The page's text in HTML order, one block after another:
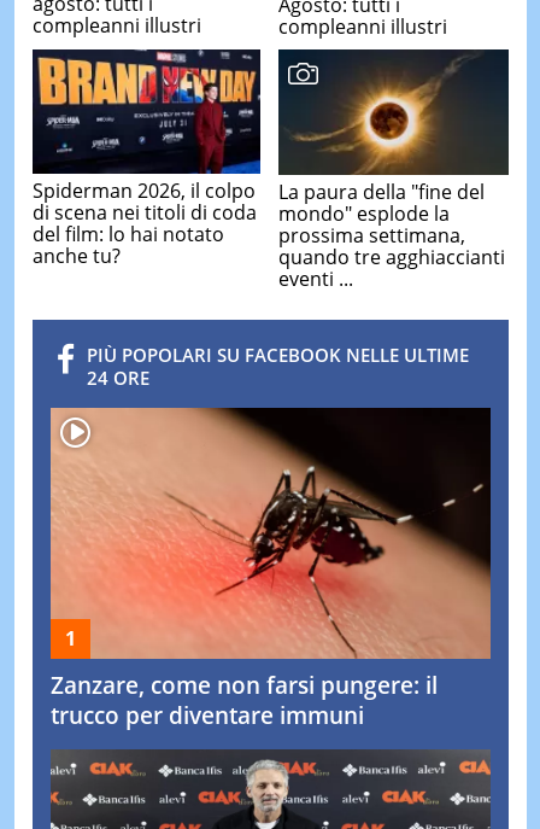
compleanni illustri
compleanni illustri
Spiderman 2026, il colpo
di scena nei titoli di coda
del film: lo hai notato
anche tu?
La paura della "fine del
mondo" esplode la
prossima settimana,
quando tre agghiaccianti
eventi ...
PIÙ POPOLARI SU FACEBOOK NELLE ULTIME
24 ORE
Zanzare, come non farsi pungere: il
trucco per diventare immuni